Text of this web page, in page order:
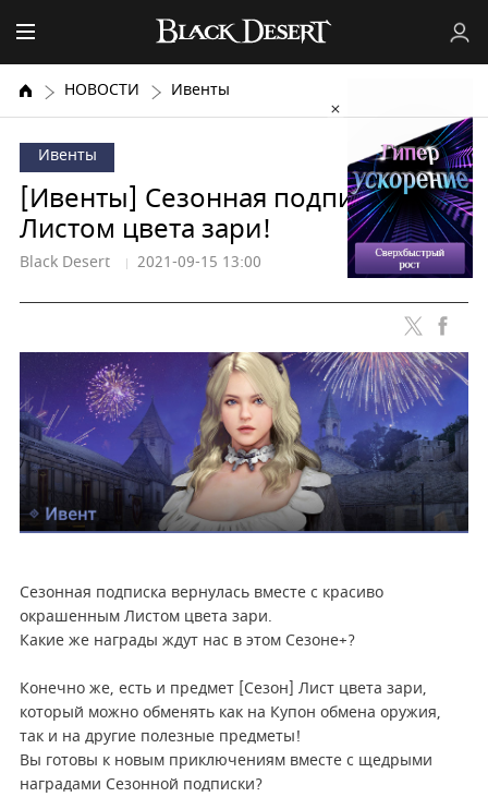
НОВОСТИ Ивенты
Ивенты
[Ивенты] Сезонная подписка с
Листом цвета зари!
Black Desert 2021-09-15 13:00
Сезонная подписка вернулась вместе с красиво
окрашенным Листом цвета зари.
Какие же награды ждут нас в этом Сезоне+?
Конечно же, есть и предмет [Сезон] Лист цвета зари,
который можно обменять как на Купон обмена оружия,
так и на другие полезные предметы!
Вы готовы к новым приключениям вместе с щедрыми
наградами Сезонной подписки?